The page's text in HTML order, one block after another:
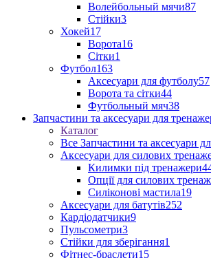
Волейбольный мячи87
Стійки3
Хокей17
Ворота16
Сітки1
Футбол163
Аксесуари для футболу57
Ворота та сітки44
Футбольный мяч38
Запчастини та аксесуари для
Каталог
Все Запчастини та аксесуари
Аксесуари для силових
Килимки під тренажери
Опції для силових
Силіконові мастила19
Аксесуари для батутів252
Кардіодатчики9
Пульсометри3
Стійки для зберігання1
Фітнес-браслети15